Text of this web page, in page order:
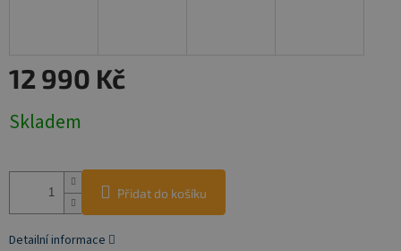
12 990 Kč
cena:
Skladem
Přidat do košíku
Detailní informace